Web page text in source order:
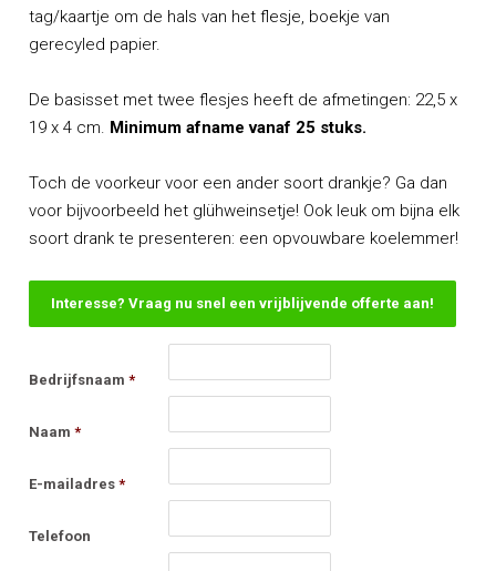
tag/kaartje om de hals van het flesje, boekje van
gerecyled papier.
De basisset met twee flesjes heeft de afmetingen: 22,5 x
19 x 4 cm. Minimum afname vanaf 25 stuks.
Toch de voorkeur voor een ander soort drankje? Ga dan
voor bijvoorbeeld het glühweinsetje! Ook leuk om bijna elk
soort drank te presenteren: een opvouwbare koelemmer!
Interesse? Vraag nu snel een vrijblijvende offerte aan!
Bedrijfsnaam *
Naam *
E-mailadres *
Telefoon